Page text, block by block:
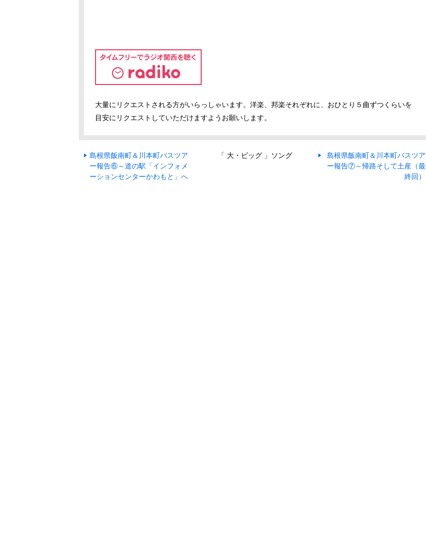
大量にリクエストされる方がいらっしゃいます。洋楽、邦楽それぞれに、おひとり５曲ずつくらいを
目安にリクエストしていただけますようお願いします。
島根県飯南町＆川本町バスツア
ー報告⑥～道の駅「インフォメ
ーションセンターかわもと」へ
「 大・ビッグ 」ソング
島根県飯南町＆川本町バスツア
ー報告⑦～帰路そして土産（最
終回）